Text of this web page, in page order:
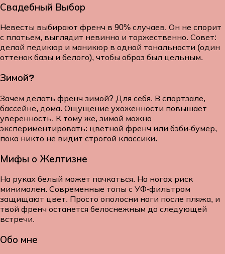
Свадебный Выбор
Невесты выбирают френч в 90% случаев. Он не спорит
с платьем, выглядит невинно и торжественно. Совет:
делай педикюр и маникюр в одной тональности (один
оттенок базы и белого), чтобы образ был цельным.
Зимой?
Зачем делать френч зимой? Для себя. В спортзале,
бассейне, дома. Ощущение ухоженности повышает
уверенность. К тому же, зимой можно
экспериментировать: цветной френч или бэби-бумер,
пока никто не видит строгой классики.
Мифы о Желтизне
На руках белый может пачкаться. На ногах риск
минимален. Современные топы с УФ-фильтром
защищают цвет. Просто ополосни ноги после пляжа, и
твой френч останется белоснежным до следующей
встречи.
Обо мне